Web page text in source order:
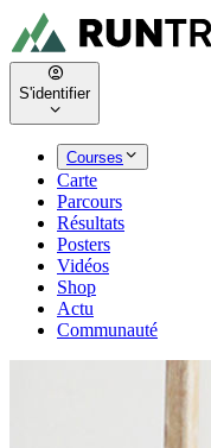
S'identifier
Courses
Carte
Parcours
Résultats
Posters
Vidéos
Shop
Actu
Communauté